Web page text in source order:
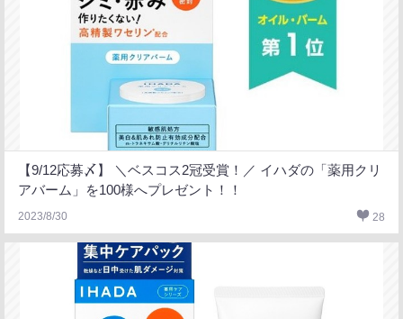
【9/12応募〆】 ＼ベスコス2冠受賞！／ イハダの「薬用クリ
アバーム」を100様へプレゼント！！
2023/8/30 28